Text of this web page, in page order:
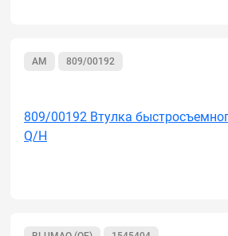
AM 809/00192
809/00192 Втулка
Q/H